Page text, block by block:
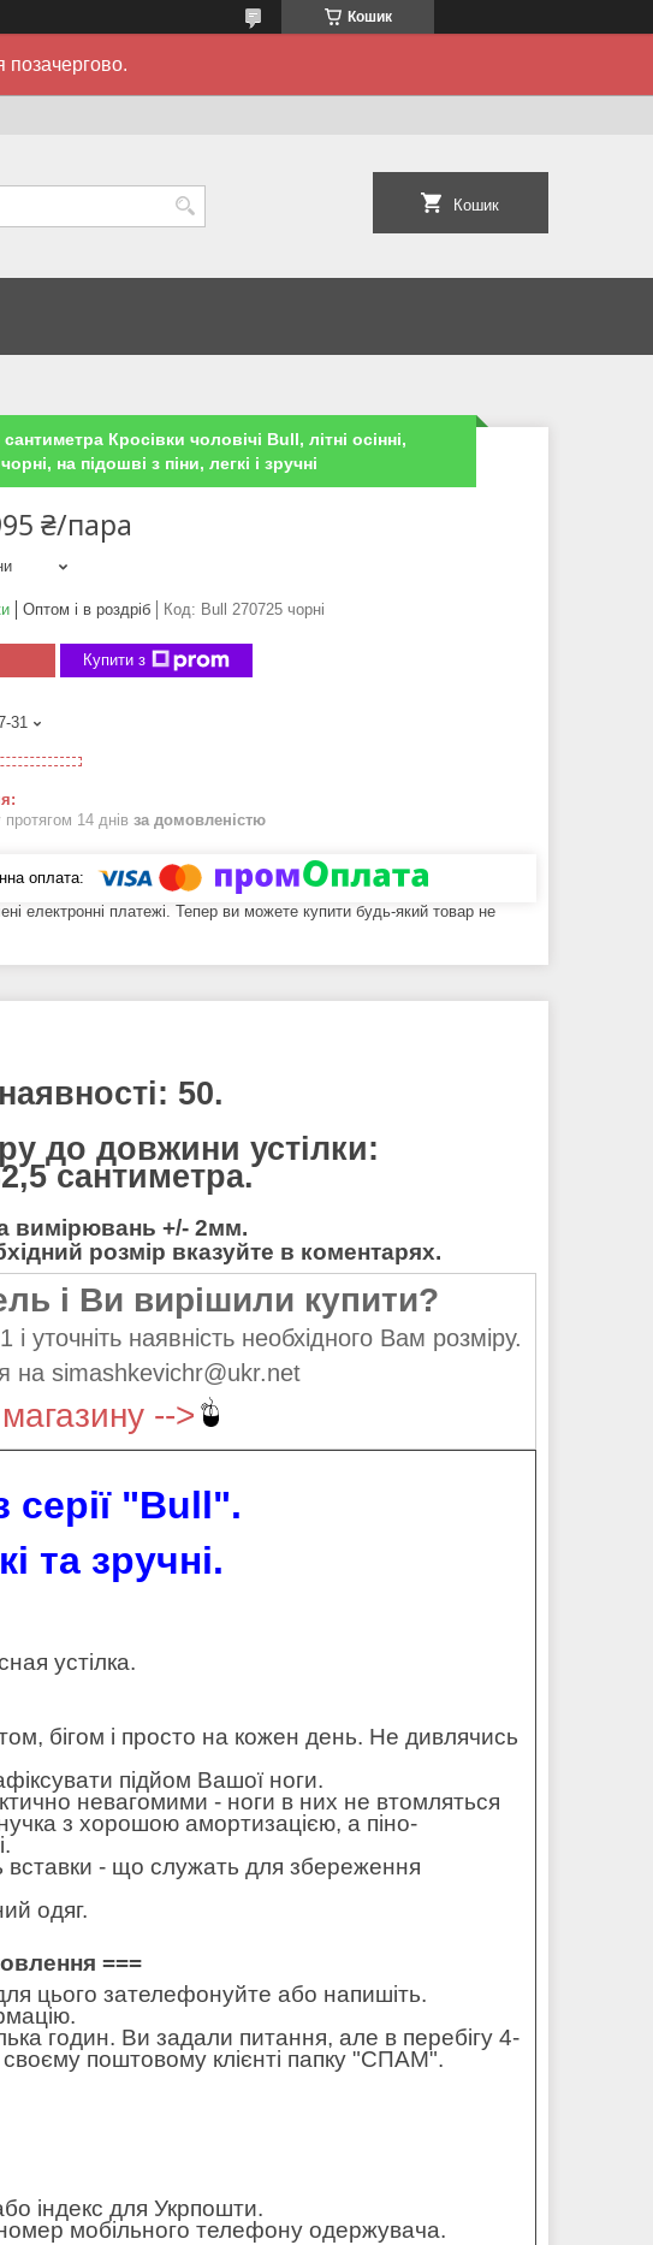
Кошик
позачергово.
Кошик
Кросівки чоловічі Bull, літні осінні,
на підошві з піни, легкі і зручні
₴/пара
Оптом і в роздріб Код: Bull 270725 чорні
Купити з
31
14 днів за домовленістю
електронні платежі. Тепер ви можете купити будь-який товар не
50.
до довжини устілки:
сантиметра.
вимірювань +/- 2мм.
розмір вказуйте в коментарях.
і Ви вирішили купити?
наявність необхідного Вам розміру.
на simashkevichr@ukr.net
-->
серії "Bull".
та зручні.
устілка.
бігом і просто на кожен день. Не дивлячись
підйом Вашої ноги.
невагомими - ноги в них не втомляться
з хорошою амортизацією, а піно-
вставки - що служать для збереження
одяг.
===
цього зателефонуйте або напишіть.
годин. Ви задали питання, але в перебігу 4-
поштовому клієнті папку "СПАМ".
індекс для Укрпошти.
мобільного телефону одержувача.